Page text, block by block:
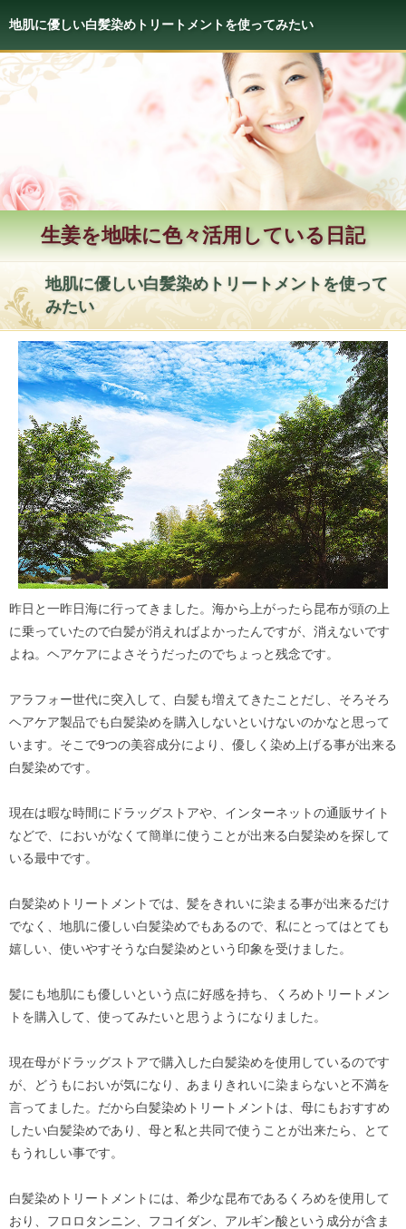
地肌に優しい白髪染めトリートメントを使ってみたい
生姜を地味に色々活用している日記
地肌に優しい白髪染めトリートメントを使って
みたい
昨日と一昨日海に行ってきました。海から上がったら昆布が頭の上
に乗っていたので白髪が消えればよかったんですが、消えないです
よね。ヘアケアによさそうだったのでちょっと残念です。
アラフォー世代に突入して、白髪も増えてきたことだし、そろそろ
ヘアケア製品でも白髪染めを購入しないといけないのかなと思って
います。そこで9つの美容成分により、優しく染め上げる事が出来る
白髪染めです。
現在は暇な時間にドラッグストアや、インターネットの通販サイト
などで、においがなくて簡単に使うことが出来る白髪染めを探して
いる最中です。
白髪染めトリートメントでは、髪をきれいに染まる事が出来るだけ
でなく、地肌に優しい白髪染めでもあるので、私にとってはとても
嬉しい、使いやすそうな白髪染めという印象を受けました。
髪にも地肌にも優しいという点に好感を持ち、くろめトリートメン
トを購入して、使ってみたいと思うようになりました。
現在母がドラッグストアで購入した白髪染めを使用しているのです
が、どうもにおいが気になり、あまりきれいに染まらないと不満を
言ってました。だから白髪染めトリートメントは、母にもおすすめ
したい白髪染めであり、母と私と共同で使うことが出来たら、とて
もうれしい事です。
白髪染めトリートメントには、希少な昆布であるくろめを使用して
おり、フロロタンニン、フコイダン、アルギン酸という成分が含ま